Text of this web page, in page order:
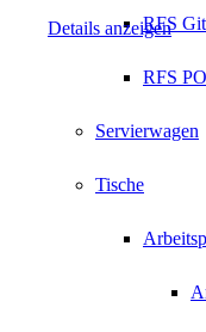
RFS
RFS
Servierwagen
Tische
Details anzeigen